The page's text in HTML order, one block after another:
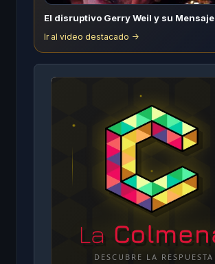
El disruptivo Gerry Weil y su Mensaje
Ir al video destacado ->